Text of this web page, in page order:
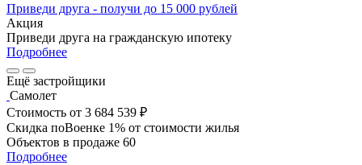
Приведи друга - получи до 15 000 рублей
Акция
Приведи друга на гражданскую ипотеку
Подробнее
Ещё застройщики
Самолет
Стоимость от 3 684 539 ₽
Скидка поВоенке 1% от стоимости жилья
Объектов в продаже 60
Подробнее